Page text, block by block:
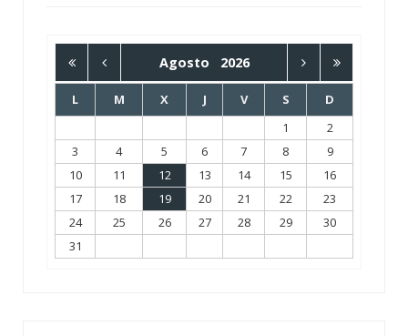
Agosto 2026
L M X J V S
D
1
2
3
4 5 6 7 8
9
10
11 12 13 14 15
16
17
18 19 20 21 22
23
24
25 26 27 28 29
30
31